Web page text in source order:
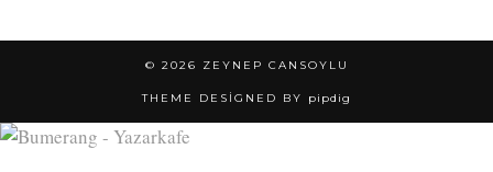
© 2026 ZEYNEP CANSOYLU
THEME DESIGNED BY pipdig